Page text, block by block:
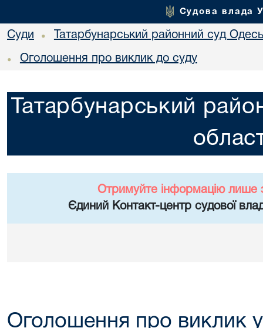
Судова влада
Суди • Татарбунарський районний суд
• Оголошення про виклик до суду
Татарбунарський
Отримуйте інформацію лише
Єдиний Контакт-центр судової
Оголошення про виклик у